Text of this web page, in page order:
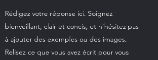
Rédigez votre réponse ici. Soignez
bienveillant, clair et concis, et n'hésitez pas
à ajouter des exemples ou des images.
Relisez ce que vous avez écrit pour vous